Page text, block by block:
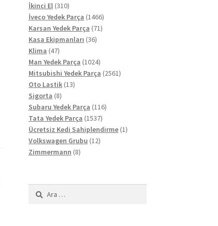
İkinci El 310310
ürün
İveco Yedek Parça 14661466
ürün
Karsan Yedek Parça 7171
Kasa Ekipmanları 3636
Klima 4747
ürün
Man Yedek Parça 10241024
ürün
Mitsubishi Yedek Parça 25612561
Oto Lastik 1313
Sigorta 88
ürün
Subaru Yedek Parça 116116
Tata Yedek Parça 15371537
ürün
Ücretsiz Kedi Sahiplendirme 11
Volkswagen Grubu 1212
Zimmermann 88
Arama: